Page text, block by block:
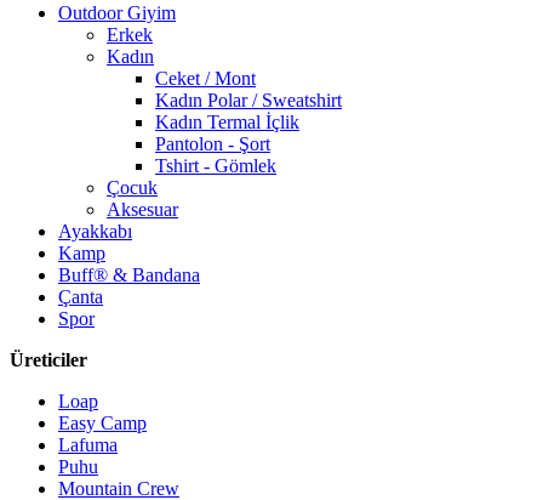
Outdoor Giyim
Erkek
Kadın
Ceket / Mont
Kadın Polar / Sweatshirt
Kadın Termal İçlik
Pantolon - Şort
Tshirt - Gömlek
Çocuk
Aksesuar
Ayakkabı
Kamp
Buff® & Bandana
Çanta
Spor
Üreticiler
Loap
Easy Camp
Lafuma
Puhu
Mountain Crew